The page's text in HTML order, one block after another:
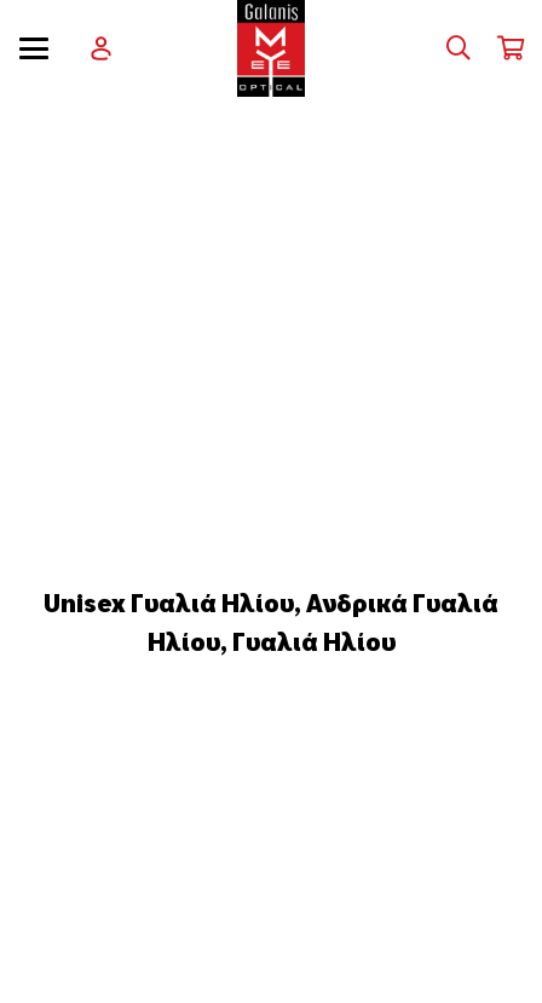
Unisex Γυαλιά Ηλίου,Ανδρικά Γυαλιά
Ηλίου, Γυαλιά Ηλίου